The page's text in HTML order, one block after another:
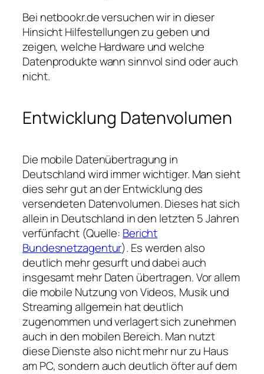
Bei netbookr.de versuchen wir in dieser
Hinsicht Hilfestellungen zu geben und
zeigen, welche Hardware und welche
Datenprodukte wann sinnvol sind oder auch
nicht.
Entwicklung Datenvolumen
Die mobile Datenübertragung in
Deutschland wird immer wichtiger. Man sieht
dies sehr gut an der Entwicklung des
versendeten Datenvolumen. Dieses hat sich
allein in Deutschland in den letzten 5 Jahren
verfünfacht (Quelle: Bericht
Bundesnetzagentur). Es werden also
deutlich mehr gesurft und dabei auch
insgesamt mehr Daten übertragen. Vor allem
die mobile Nutzung von Videos, Musik und
Streaming allgemein hat deutlich
zugenommen und verlagert sich zunehmen
auch in den mobilen Bereich. Man nutzt
diese Dienste also nicht mehr nur zu Haus
am PC, sondern auch deutlich öfter auf dem